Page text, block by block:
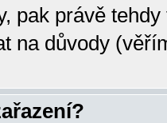
pak právě
na důvody